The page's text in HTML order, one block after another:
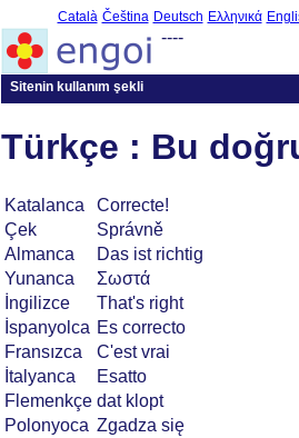
Català Čeština Deutsch Ελληνικά
----
Sitenin kullanım şekli
Türkçe : Bu
Katalanca
Correcte!
Çek
Správně
Almanca
Das ist richtig
Yunanca
Σωστά
İngilizce
That's right
İspanyolca Es correcto
Fransızca
C'est vrai
İtalyanca
Esatto
Flemenkçe dat klopt
Polonyoca Zgadza się